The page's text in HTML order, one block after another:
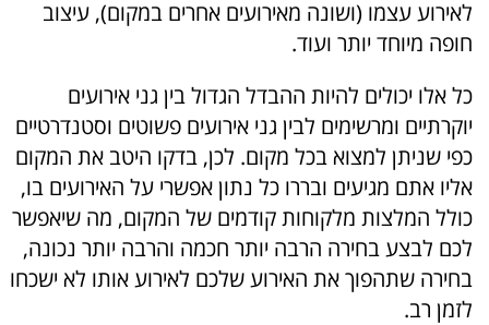
לאירוע עצמו (ושונה מאירועים אחרים במקום), עיצוב
חופה מיוחד יותר ועוד.
כל אלו יכולים להיות ההבדל הגדול בין גני אירועים
יוקרתיים ומרשימים לבין גני אירועים פשוטים וסטנדרטיים
כפי שניתן למצוא בכל מקום. לכן, בדקו היטב את המקום
אליו אתם מגיעים ובררו כל נתון אפשרי על האירועים בו,
כולל המלצות מלקוחות קודמים של המקום, מה שיאפשר
לכם לבצע בחירה הרבה יותר חכמה והרבה יותר נכונה,
בחירה שתהפוך את האירוע שלכם לאירוע אותו לא ישכחו
לזמן רב.